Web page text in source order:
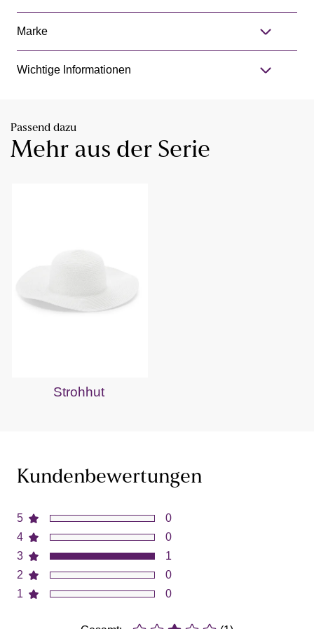
Marke
Wichtige Informationen
Passend dazu
Mehr aus der Serie
Strohhut
Kundenbewertungen
5
4
3
2
1
0
0
1
0
0